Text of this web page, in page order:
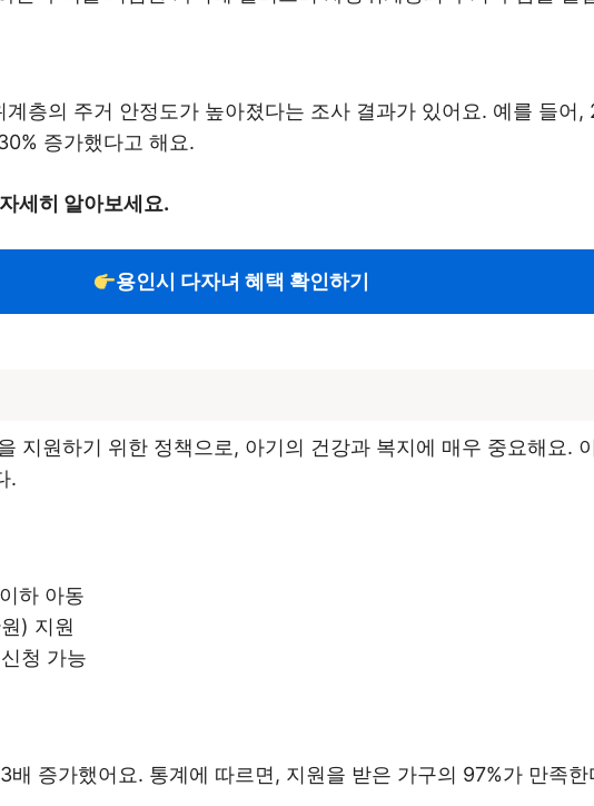
층의 주거 안정도가 높아졌다는 조사 결과가 있어요. 예를 들어
증가했다고 해요.
세히 알아보세요.
용인시 다자녀 혜택 확인하기
지원하기 위한 정책으로, 아기의 건강과 복지에 매우 중요해요.
.
하 아동
) 지원
청 가능
증가했어요. 통계에 따르면, 지원을 받은 가구의 97%가 만족